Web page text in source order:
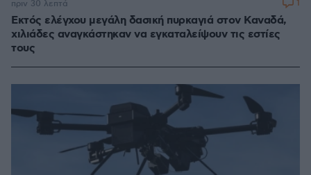
Εκτός ελέγχου μεγάλη δασική πυρκαγιά στον Καναδά,
χιλιάδες αναγκάστηκαν να εγκαταλείψουν τις εστίες
τους
πριν 30 λεπτά 1